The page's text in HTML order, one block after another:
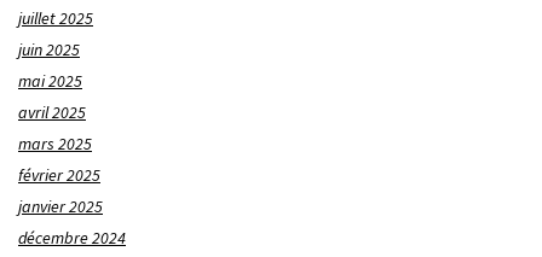
juillet 2025
juin 2025
mai 2025
avril 2025
mars 2025
février 2025
janvier 2025
décembre 2024